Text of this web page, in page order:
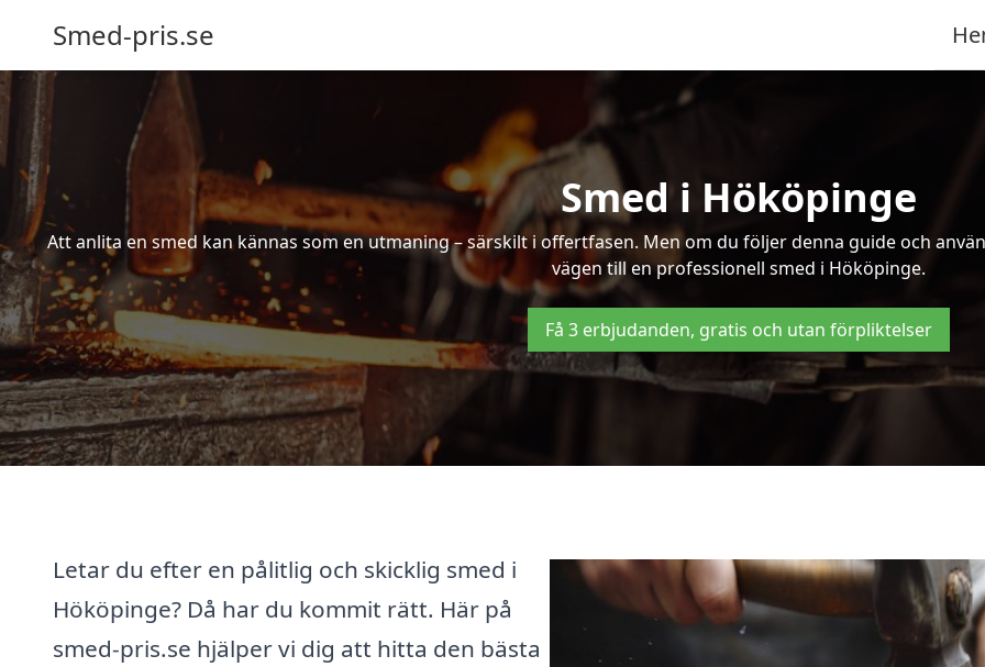
Smed-pris.se
Smed i Hököpinge
Att anlita en smed kan kännas som en utmaning – särskilt i offertfasen. Men om du följer denna guide och
vägen till en professionell smed i Hököpinge.
Få 3 erbjudanden, gratis och utan förpliktelser
Letar du efter en pålitlig och skicklig smed i
Hököpinge? Då har du kommit rätt. Här på
smed-pris.se hjälper vi dig att hitta den bästa